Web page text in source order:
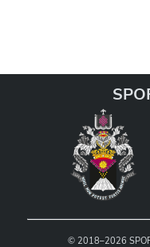
© 2018–2026